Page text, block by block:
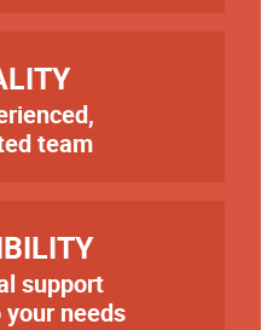
team
support
needs